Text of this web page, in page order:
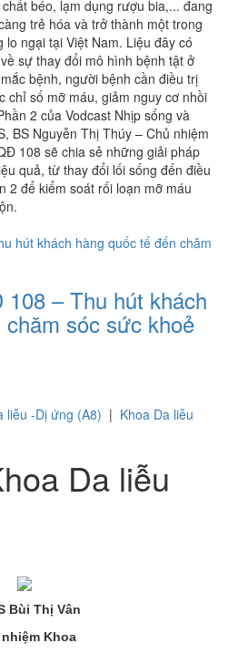
béo, lạm dụng rượu bia,... đang
trẻ hóa và trở thành một trong
ngại tại Việt Nam. Liệu đây có
sự thay đổi mô hình bệnh tật ở
bệnh, người bệnh cần điều trị
chỉ số mỡ máu, giảm nguy cơ nhồi
2 của Vodcast Nhịp sống và
BS Nguyễn Thị Thúy – Chủ nhiệm
108 sẽ chia sẻ những giải pháp
quả, từ thay đổi lối sống đến điều
2 để kiểm soát rối loạn mỡ máu
– Thu hút khách
sóc sức khoẻ
liễu -Dị ứng (A8) | Khoa Da liễu
Da liễu
Bùi Thị Vân
Khoa